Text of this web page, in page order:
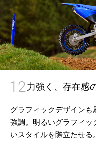
12力強く、存在感
グラフィックデザインも
強調。明るいグラフィッ
いスタイルを際立たせる。